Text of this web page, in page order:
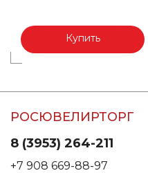
Купить
РОСЮВЕЛИРТОРГ
8 (3953) 264-211
+7 908 669-88-97